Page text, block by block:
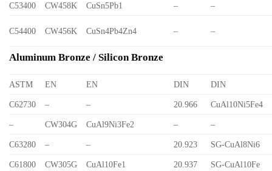
C53400 CW458K CuSn5Pb1 – –
C54400 CW456K CuSn4Pb4Zn4 – –
Aluminum Bronze / Silicon Bronze
ASTM EN EN DIN DIN
C62730 – – 20.966 CuAl10Ni5Fe4
– CW304G CuAl9Ni3Fe2 – –
C63280 – – 20.923 SG-CuAl8Ni6
C61800 CW305G CuAl10Fe1 20.937 SG-CuAl10Fe